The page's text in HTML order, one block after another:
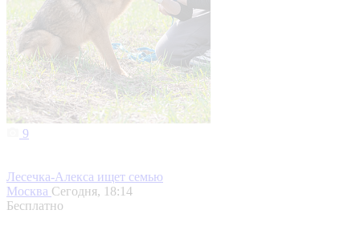
9
Лесечка-Алекса ищет семью
Москва Сегодня, 18:14
Бесплатно